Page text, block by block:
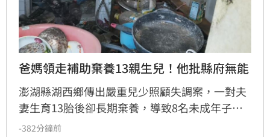
爸媽領走補助棄養13親生兒！他批縣府無能
澎湖縣湖西鄉傳出嚴重兒少照顧失調案，一對夫
妻生育13胎後卻長期棄養，導致8名未成年子女
擠在4坪小屋內「小孩養小孩」，生活慘況引發
-382分鐘前